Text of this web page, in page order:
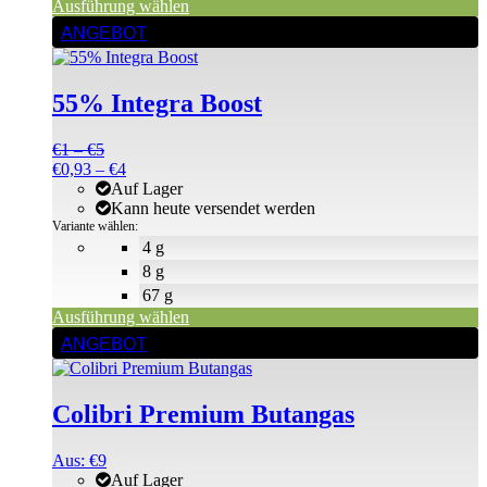
Ausführung wählen
ANGEBOT
55% Integra Boost
€1 –€5Preisspanne:
€1
bis
€5
€0,93 – €4Preisspanne:
€0,93
bis
€4
4 g
8 g
67 g
Auf Lager
Kann heute versendet werden
Variante wählen:
Ausführung wählen
Dieses
Produkt
weist
Varianten
auf.
Die
Optionen
können
der
ANGEBOT
Colibri Premium Butangas
Aus: €9
Auf Lager
Dieses
Produkt
weist
Varianten
auf.
Die
Optionen